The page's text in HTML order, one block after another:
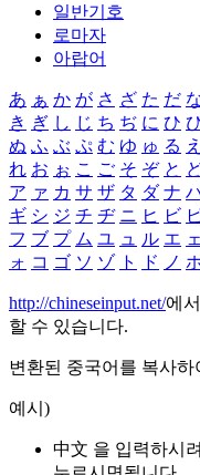
일반기호
로마자
아랍어
あ ぁ か が さ ざ た だ
き ぎ し じ ち ぢ に ひ
ぬ ふ ぶ ぷ む ゆ ゅ る え
れ お ぉ こ ご そ ぞ と
ア ァ カ サ ザ タ ダ ナ
ギ シ ジ チ ヂ ニ ヒ ビ
フ ブ プ ム ユ ュ ル エ ェ
ォ コ ゴ ソ ゾ ト ド ノ
http://chineseinput.net/에
할 수 있습니다.
변환된 중국어를 복사
예시)
中文 을 입력하시